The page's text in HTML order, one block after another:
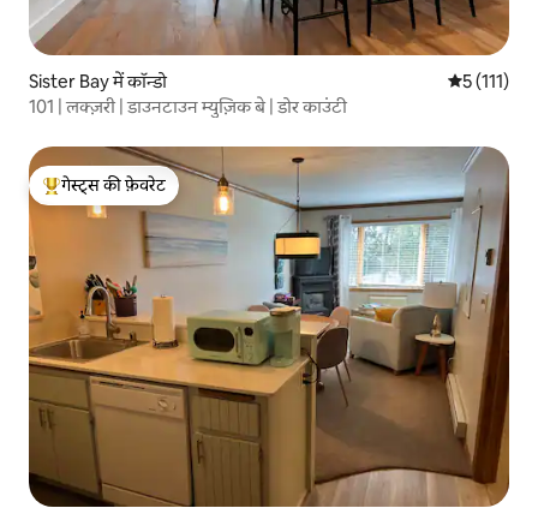
Sister Bay में कॉन्डो औसत रेटिंग 5
5 (111)
101 | लक्ज़री | डाउनटाउन म्युज़िक बे | डोर काउंटी
गेस्ट्स का टॉप फ़ेवरेट
गेस्ट्स की फ़ेवरेट